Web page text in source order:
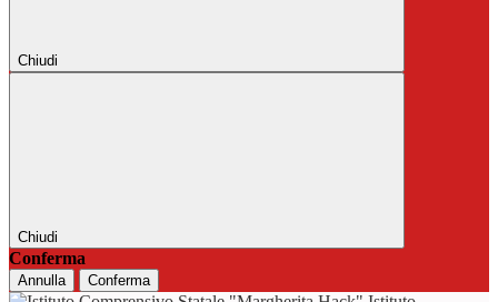
Chiudi
Chiudi
Conferma
Annulla Conferma